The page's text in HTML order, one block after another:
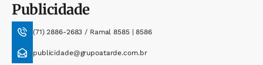
Publicidade
(71) 2886-2683 / Ramal 8585 | 8586
publicidade@grupoatarde.com.br